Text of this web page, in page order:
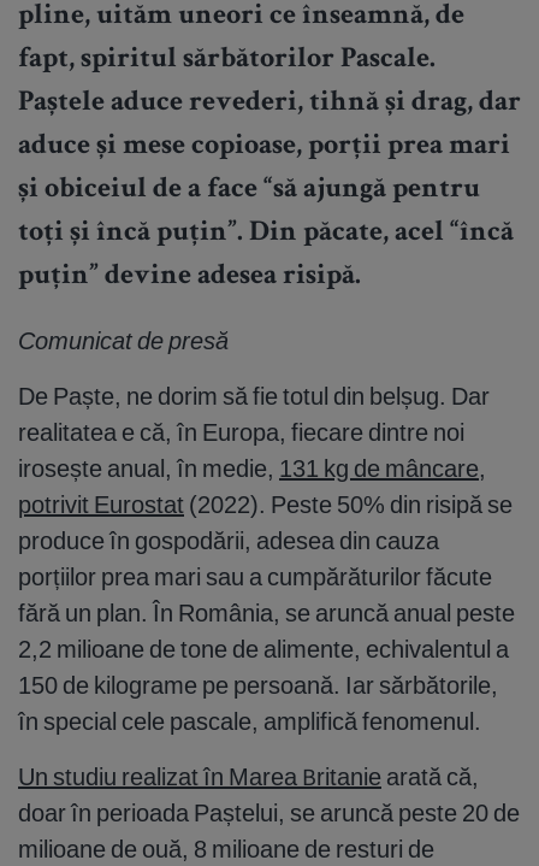
pline, uităm uneori ce înseamnă, de
fapt, spiritul sărbătorilor Pascale.
Paștele aduce revederi, tihnă și drag, dar
aduce și mese copioase, porții prea mari
și obiceiul de a face “să ajungă pentru
toți și încă puțin”. Din păcate, acel “încă
puțin” devine adesea risipă.
Comunicat de presă
De Paște, ne dorim să fie totul din belșug. Dar
realitatea e că, în Europa, fiecare dintre noi
irosește anual, în medie, 131 kg de mâncare,
potrivit Eurostat (2022). Peste 50% din risipă se
produce în gospodării, adesea din cauza
porțiilor prea mari sau a cumpărăturilor făcute
fără un plan. În România, se aruncă anual peste
2,2 milioane de tone de alimente, echivalentul a
150 de kilograme pe persoană. Iar sărbătorile,
în special cele pascale, amplifică fenomenul.
Un studiu realizat în Marea Britanie arată că,
doar în perioada Paștelui, se aruncă peste 20 de
milioane de ouă, 8 milioane de resturi de